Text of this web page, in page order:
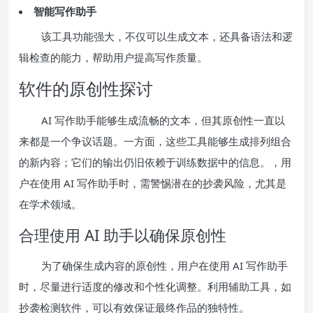
智能写作助手
该工具功能强大，不仅可以生成文本，还具备语法和逻
辑检查的能力，帮助用户提高写作质量。
软件的原创性探讨
AI 写作助手能够生成流畅的文本，但其原创性一直以
来都是一个争议话题。一方面，这些工具能够生成排列组合
的新内容；它们的输出仍旧依赖于训练数据中的信息。，用
户在使用 AI 写作助手时，需警惕潜在的抄袭风险，尤其是
在学术领域。
合理使用 AI 助手以确保原创性
为了确保生成内容的原创性，用户在使用 AI 写作助手
时，尽量进行适度的修改和个性化调整。利用辅助工具，如
抄袭检测软件，可以有效保证最终作品的独特性。